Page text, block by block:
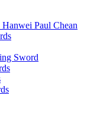
Paul Chean
Sword